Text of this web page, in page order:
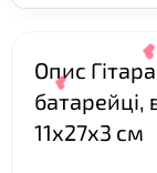
Опис
батарейці,
11х27х3 см